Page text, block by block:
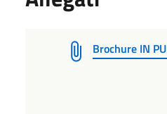
Brochure IN